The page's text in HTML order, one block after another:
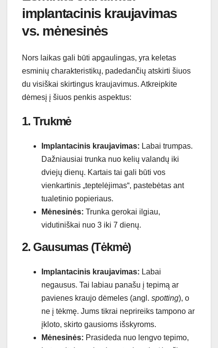
implantacinis kraujavimas
vs. mėnesinės
Nors laikas gali būti apgaulingas, yra keletas
esminių charakteristikų, padedančių atskirti šiuos
du visiškai skirtingus kraujavimus. Atkreipkite
dėmesį į šiuos penkis aspektus:
1. Trukmė
Implantacinis kraujavimas: Labai trumpas.
Dažniausiai trunka nuo kelių valandų iki
dviejų dienų. Kartais tai gali būti vos
vienkartinis „teptelėjimas“, pastebėtas ant
tualetinio popieriaus.
Mėnesinės: Trunka gerokai ilgiau,
vidutiniškai nuo 3 iki 7 dienų.
2. Gausumas (Tėkmė)
Implantacinis kraujavimas: Labai
negausus. Tai labiau panašu į tepimą ar
pavienes kraujo dėmeles (angl. spotting), o
ne į tėkmę. Jums tikrai neprireiks tampono ar
įkloto, skirto gausioms išskyroms.
Mėnesinės: Prasideda nuo lengvo tepimo,